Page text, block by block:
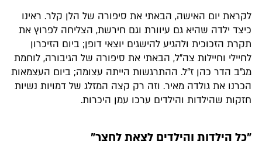
לקראת יום האישה, הבאתי את סיפורה של הלן קלר. ראינו
כיצד ילדה שהיא גם עיוורת וגם חירשת, הצליחה לפרוץ את
תקרת הזכוכית ולהגיע להישגים יוצאי דופן; ביום הזיכרון
לחיילי וחיילות צה"ל, הבאתי את סיפורה של הגיבורה, לוחמת
מג"ב הדר כהן ז"ל. ההתרגשות הייתה עצומה; ביום העצמאות
הכרנו את גולדה מאיר. וזה רק קצה המזלג של דמויות נשיות
חזקות שהילדות והילדים ערכו עמן היכרות.
"כל הילדות והילדים לצאת לחצר"